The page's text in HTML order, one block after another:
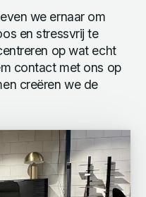
we ernaar om
en stressvrij te
op wat echt
contact met ons op
creëren we de